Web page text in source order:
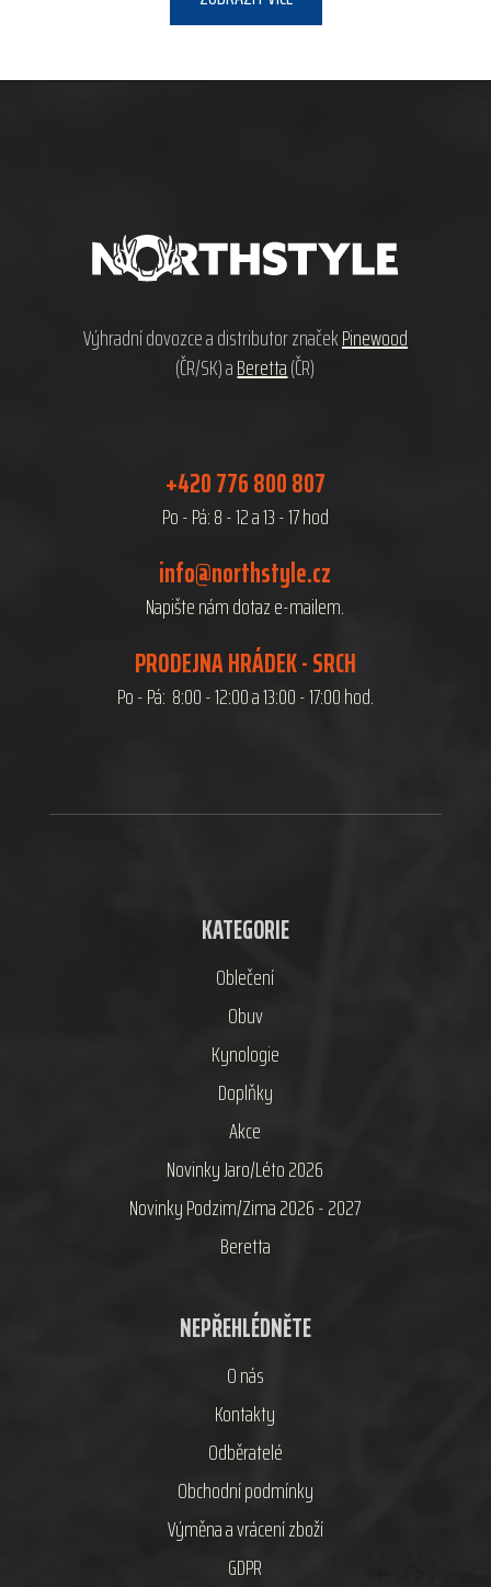
Výhradní dovozce a distributor značekPinewood
(ČR/SK) aBeretta(ČR)
+420 776 800 807
Po - Pá: 8 - 12 a 13 - 17 hod
info@northstyle.cz
Napište nám dotaz e-mailem.
PRODEJNA HRÁDEK - SRCH
Po - Pá: 8:00 - 12:00 a 13:00 - 17:00 hod.
KATEGORIE
Oblečení
Obuv
Kynologie
Doplňky
Akce
Novinky Jaro/Léto 2026
Novinky Podzim/Zima 2026 - 2027
Beretta
NEPŘEHLÉDNĚTE
O nás
Kontakty
Odběratelé
Obchodní podmínky
Výměna a vrácení zboží
GDPR